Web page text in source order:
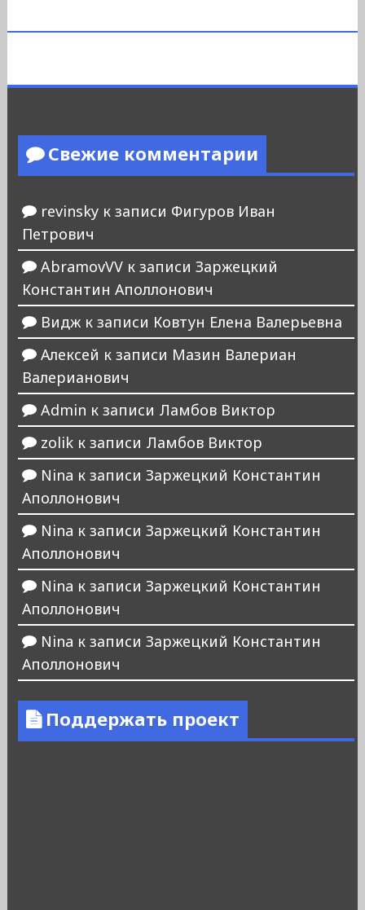
Свежие комментарии
revinskyк записи Фигуров Иван
Петрович
AbramovVVк записи Заржецкий
Константин Аполлонович
Виджк записи Ковтун Елена Валерьевна
Алексей к записи Мазин Валериан
Валерианович
Admin к записи Ламбов Виктор
zolikк записи Ламбов Виктор
Nina к записи Заржецкий Константин
Аполлонович
Nina к записи Заржецкий Константин
Аполлонович
Nina к записи Заржецкий Константин
Аполлонович
Nina к записи Заржецкий Константин
Аполлонович
Поддержать проект